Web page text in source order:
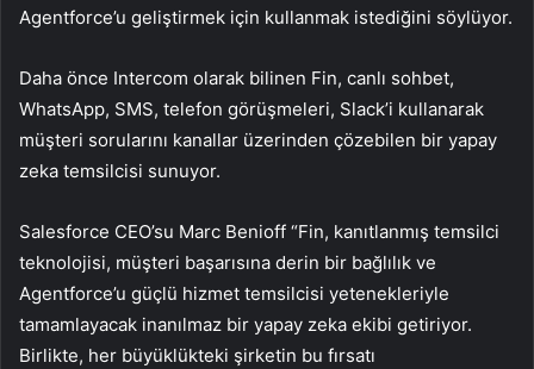
Agentforce’u geliştirmek için kullanmak istediğini söylüyor.
Daha önce Intercom olarak bilinen Fin, canlı sohbet,
WhatsApp, SMS, telefon görüşmeleri, Slack’i kullanarak
müşteri sorularını kanallar üzerinden çözebilen bir yapay
zeka temsilcisi sunuyor.
Salesforce CEO’su Marc Benioff “Fin, kanıtlanmış temsilci
teknolojisi, müşteri başarısına derin bir bağlılık ve
Agentforce’u güçlü hizmet temsilcisi yetenekleriyle
tamamlayacak inanılmaz bir yapay zeka ekibi getiriyor.
Birlikte, her büyüklükteki şirketin bu fırsatı